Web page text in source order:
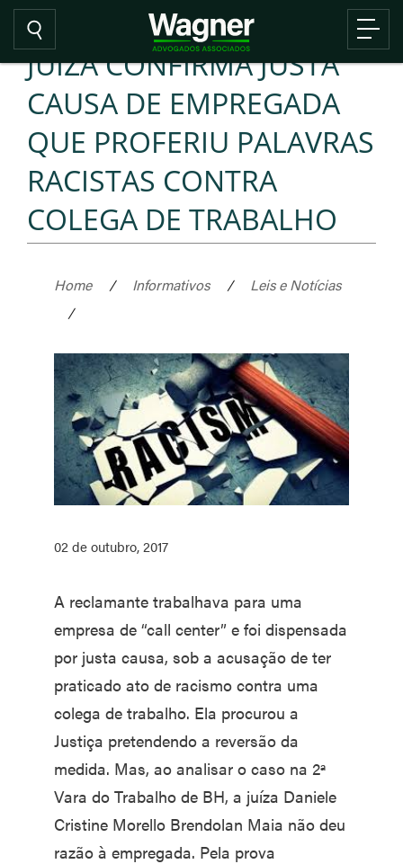
JUÍZA CONFIRMA JUSTA
CAUSA DE EMPREGADA
QUE PROFERIU PALAVRAS
RACISTAS CONTRA
COLEGA DE TRABALHO
Home / Informativos /
Leis e Notícias
/
02 de outubro, 2017
A reclamante trabalhava para uma
empresa de “call center” e foi dispensada
por justa causa, sob a acusação de ter
praticado ato de racismo contra uma
colega de trabalho. Ela procurou a
Justiça pretendendo a reversão da
medida. Mas, ao analisar o caso na 2ª
Vara do Trabalho de BH, a juíza Daniele
Cristine Morello Brendolan Maia não deu
razão à empregada. Pela prova